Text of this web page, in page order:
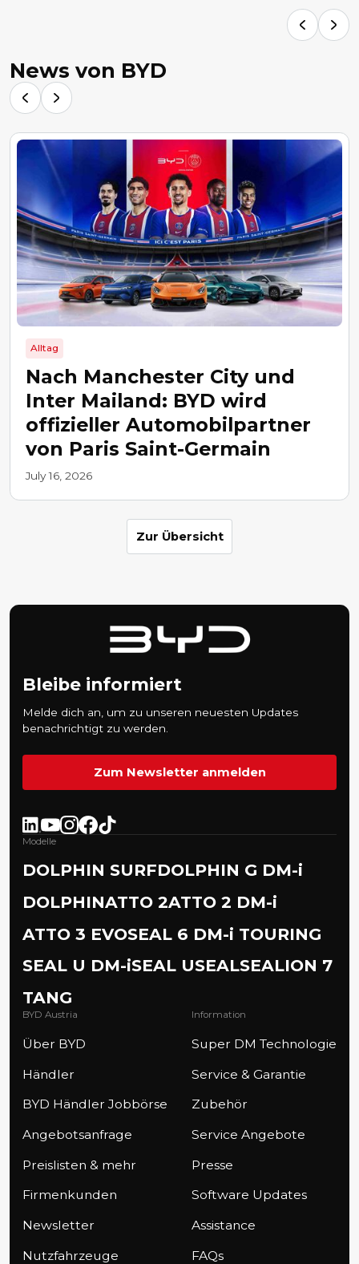
News von BYD
Alltag
Nach Manchester City und
Inter Mailand: BYD wird
offizieller Automobilpartner
von Paris Saint-Germain
July 16, 2026
Zur Übersicht
Bleibe informiert
Melde dich an, um zu unseren neuesten Updates
benachrichtigt zu werden.
Zum Newsletter anmelden
Modelle
DOLPHIN SURFDOLPHIN G DM-i
DOLPHINATTO 2ATTO 2 DM-i
ATTO 3 EVOSEAL 6 DM-i TOURING
SEAL U DM-iSEAL USEALSEALION 7
TANG
BYD Austria
Über BYD
Händler
BYD Händler Jobbörse
Angebotsanfrage
Preislisten & mehr
Firmenkunden
Newsletter
Nutzfahrzeuge
Information
Super DM Technologie
Service & Garantie
Zubehör
Service Angebote
Presse
Software Updates
Assistance
FAQs